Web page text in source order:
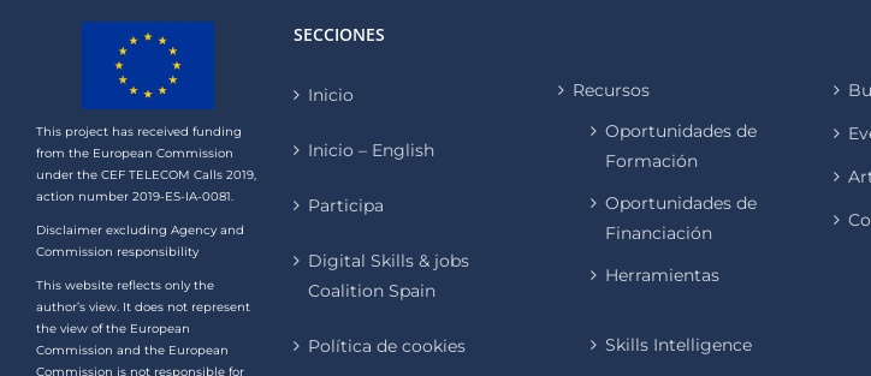
This project has received funding
from the European Commission
under the CEF TELECOM Calls 2019,
action number 2019-ES-IA-0081.
Disclaimer excluding Agency and
Commission responsibility
This website reflects only the
author’s view. It does not represent
the view of the European
Commission and the European
Commission is not responsible for
SECCIONES
Inicio
Inicio – English
Participa
Digital Skills & jobs
Coalition Spain
Política de cookies
Recursos
Oportunidades de
Formación
Oportunidades de
Financiación
Herramientas
Skills Intelligence